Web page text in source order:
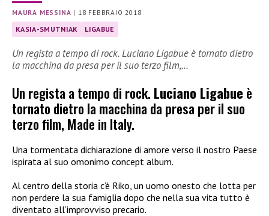
MAURA MESSINA | 18 FEBBRAIO 2018
KASIA-SMUTNIAK LIGABUE
Un regista a tempo di rock. Luciano Ligabue è tornato dietro
la macchina da presa per il suo terzo film,…
Un regista a tempo di rock. Luciano Ligabue è
tornato dietro la macchina da presa per il suo
terzo film, Made in Italy.
Una tormentata dichiarazione di amore verso il nostro Paese
ispirata al suo omonimo concept album.
Al centro della storia c’è Riko, un uomo onesto che lotta per
non perdere la sua famiglia dopo che nella sua vita tutto è
diventato all’improvviso precario.